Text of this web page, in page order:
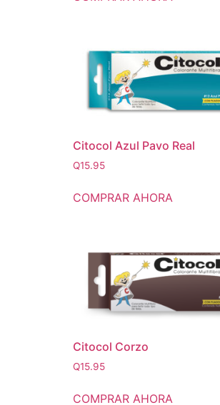
Citocol Azul Pavo Real
Q15.95
COMPRAR AHORA
Citocol Corzo
Q15.95
COMPRAR AHORA